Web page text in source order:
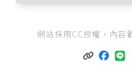
係」（也就是有保險利益）
不是賺到額外的錢財，只
網站採用CC授權，內容